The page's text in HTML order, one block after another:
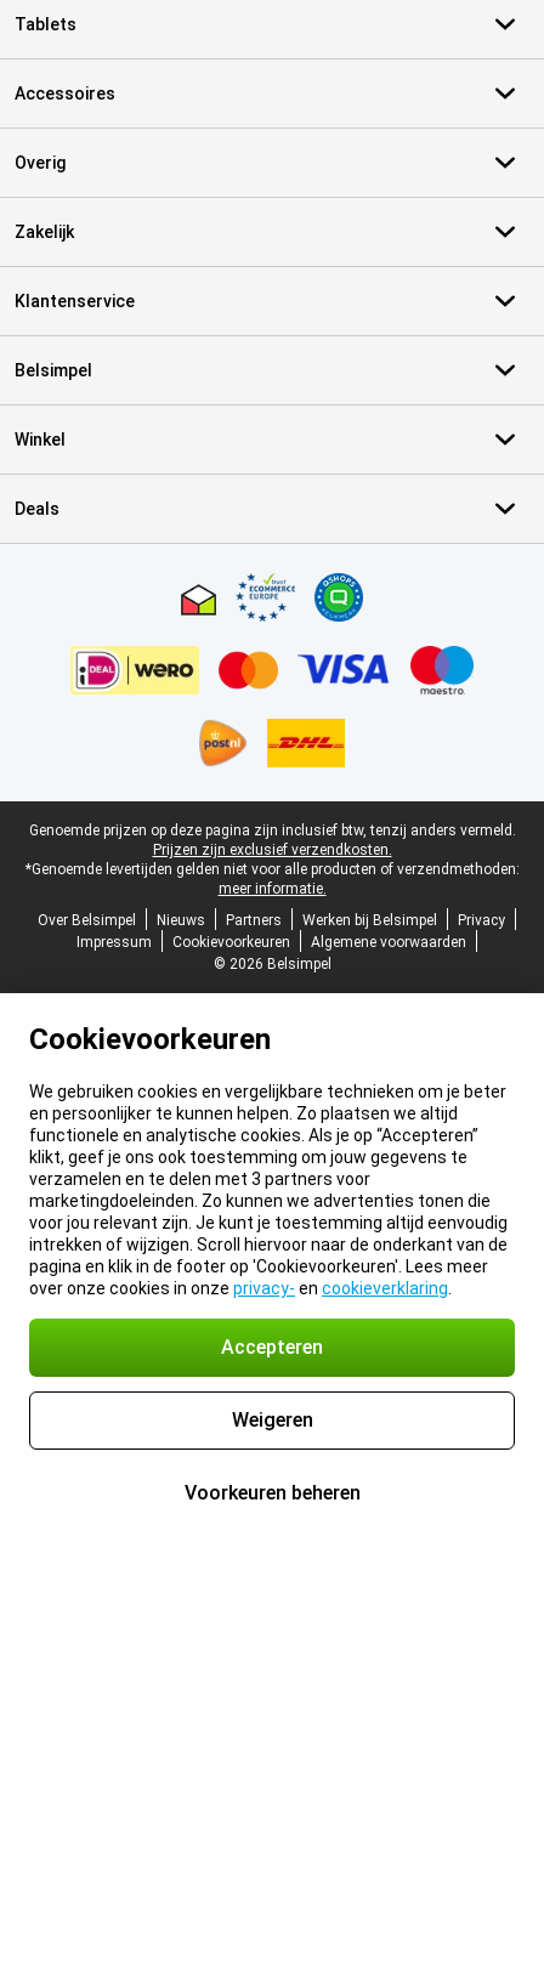
Tablets
Accessoires
Overig
Zakelijk
Klantenservice
Belsimpel
Winkel
Deals
Juridische voettekst
Genoemde prijzen op deze pagina zijn inclusief btw, tenzij anders vermeld.
Prijzen zijn exclusief verzendkosten.
*Genoemde levertijden gelden niet voor alle producten of verzendmethoden:
meer informatie.
Over Belsimpel
Nieuws Partners Werken bij Belsimpel
Privacy
Impressum
Cookievoorkeuren
Algemene voorwaarden
© 2026 Belsimpel
Cookievoorkeuren
We gebruiken cookies en vergelijkbare technieken om je beter
en persoonlijker te kunnen helpen. Zo plaatsen we altijd
functionele en analytische cookies. Als je op “Accepteren”
klikt, geef je ons ook toestemming om jouw gegevens te
verzamelen en te delen met 3 partners voor
marketingdoeleinden. Zo kunnen we advertenties tonen die
voor jou relevant zijn. Je kunt je toestemming altijd eenvoudig
intrekken of wijzigen. Scroll hiervoor naar de onderkant van de
pagina en klik in de footer op 'Cookievoorkeuren'. Lees meer
over onze cookies in onze privacy- en cookieverklaring
Accepteren
Weigeren
Voorkeuren beheren